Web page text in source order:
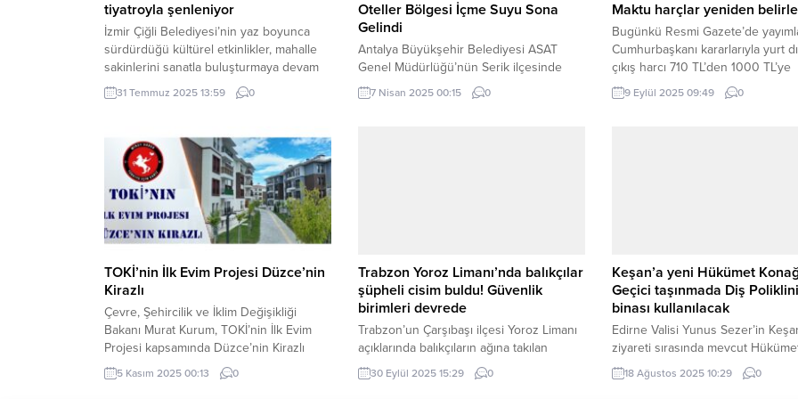
tiyatroyla şenleniyor
İzmir Çiğli Belediyesi’nin yaz boyunca
sürdürdüğü kültürel etkinlikler, mahalle
sakinlerini sanatla buluşturmaya devam
ediyor. İZMİR (İGFA) – “Mahallede Tiyatro
Var” etkinliğinin ilk durağı Evka 2
gösterdiği interaktif “Atık X” adlı çocuk
oyunu, miniklere hem keyifli anlar yaşattı
hem de çevre bilinci kazandırdı. Evka
2’de sahnelenen...
31 Temmuz 2025 13:59 0
Oteller Bölgesi İçme Suyu Sona
Gelindi
Antalya Büyükşehir Belediyesi ASAT
Genel Müdürlüğü’nün Serik ilçesinde
hayata geçirdiği 1 milyar 561 milyon TL
maliyetli dev içme suyu projesi
7 Nisan 2025 00:15 0
Maktu harçlar yeniden
Bugünkü Resmi Gazete’de
Cumhurbaşkanı kararlarıyla yurt
çıkış harcı 710 TL’den 1000 TL’ye
yükseltildi. Bir başka kararlai 492
Harçlar Kanunu’na bağlı maktu harç
9 Eylül 2025 09:49 0
TOKİ’nin İlk Evim Projesi Düzce’nin
Kirazlı
Çevre, Şehircilik ve İklim Değişikliği
Bakanı Murat Kurum, TOKİ’nin İlk Evim
Projesi kapsamında Düzce’nin Kirazlı
Mahallesi’nde ev sahibi olan
vatandaşların görüntülerini sosyal medya
5 Kasım 2025 00:13 0
Trabzon Yoroz Limanı’nda balıkçılar
şüpheli cisim buldu! Güvenlik
birimleri devrede
Trabzon’un Çarşıbaşı ilçesi Yoroz Limanı
açıklarında balıkçıların ağına takılan
yabancı menşeli şüpheli cisim, güvenli
şekilde muhafaza altına alındı. Deniz
30 Eylül 2025 15:29 0
Keşan’a yeni Hükümet
Geçici taşınmada Diş
binası kullanılacak
Edirne Valisi Yunus Sezer’in
ziyareti sırasında mevcut
Konağı’nın yıkılarak yerine
bina inşa edileceğini duyurmasının
18 Ağustos 2025 10:29 0